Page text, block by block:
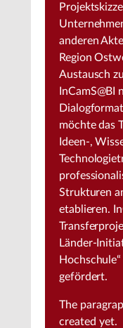
anderen
Region
Austausch
möchte das
Ideen-,
Strukturen
etablieren.
Länder-
gefördert.
The
created yet.